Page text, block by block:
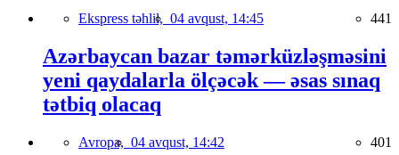
Ekspress təhlil, 04 avqust, 14:45 441
Azərbaycan bazar təmərküzləşməsini
yeni qaydalarla ölçəcək — əsas sınaq
tətbiq olacaq
Avropa, 04 avqust, 14:42 401